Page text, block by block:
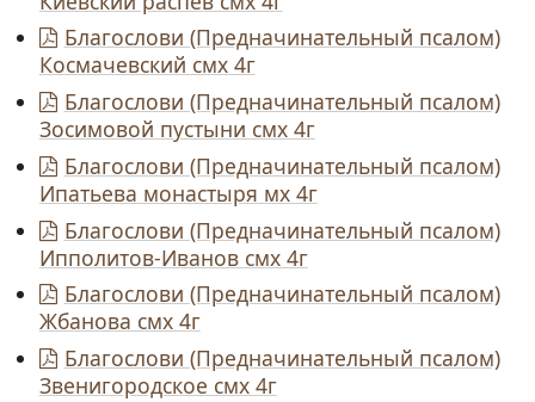
Благослови (Предначинательный псалом)
Космачевский смх 4г
Благослови (Предначинательный псалом)
Зосимовой пустыни смх 4г
Благослови (Предначинательный псалом)
Ипатьева монастыря мх 4г
Благослови (Предначинательный псалом)
Ипполитов-Иванов смх 4г
Благослови (Предначинательный псалом)
Жбанова смх 4г
Благослови (Предначинательный псалом)
Звенигородское смх 4г